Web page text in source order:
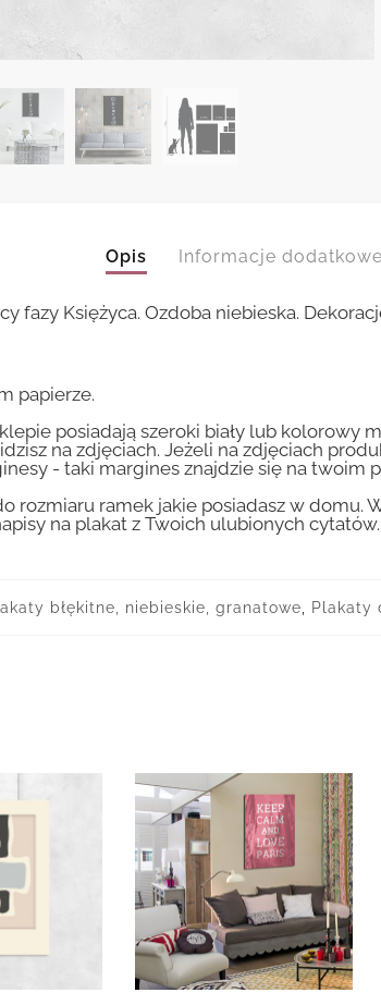
Opis Informacje dodatkowe
fazy Księżyca. Ozdoba niebieska.
papierze.
posiadają szeroki biały lub kolorowy
na zdjęciach. Jeżeli na zdjęciach
- taki margines znajdzie się na twoim
rozmiaru ramek jakie posiadasz w domu.
na plakat z Twoich ulubionych cytatów.
błękitne, niebieskie, granatowe, Plakaty